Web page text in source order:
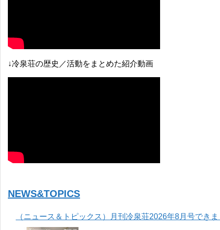
↓冷泉荘の歴史／活動をまとめた紹介動画
NEWS&TOPICS
（ニュース＆トピックス）月刊冷泉荘2026年8月号でき